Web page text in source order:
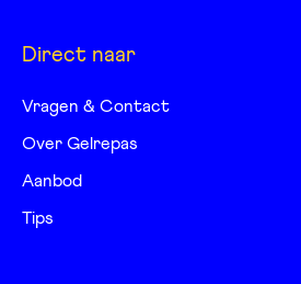
Direct naar
Vragen & Contact
Over Gelrepas
Aanbod
Tips